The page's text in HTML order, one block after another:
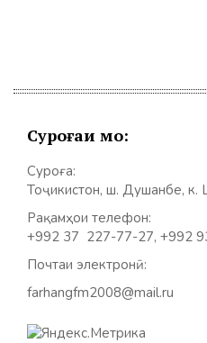
Суроғаи мо:
Суроға:
Тоҷикистон, ш. Душанбе,
Рақамҳои телефон:
+992 37 227-77-27, +992
Почтаи электронӣ:
farhangfm2008@mail.ru